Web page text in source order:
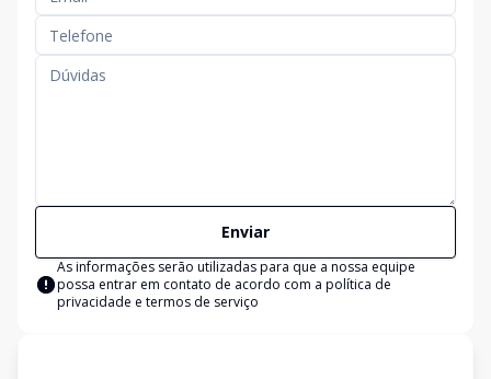
Enviar
As informações serão utilizadas para que a nossa equipe
possa entrar em contato de acordo com a política de
privacidade e termos de serviço